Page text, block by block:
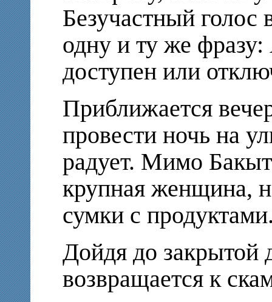
Безучастный голос
одну и ту же
доступен или
Приближается
провести ночь на
радует. Мимо
крупная женщина,
сумки с
Дойдя до закрытой
возвращается к